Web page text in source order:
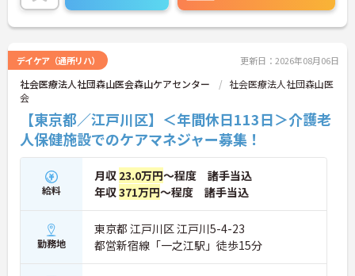
デイケア（通所リハ） 更新日：2026年08月06日
社会医療法人社団森山医会森山ケアセンター
社会医療法人社団森山医
会
【東京都／江戸川区】＜年間休日113日＞介護老
人保健施設でのケアマネジャー募集！
給料
月収 23.0万円～程度 諸手当込
年収371万円～程度 諸手当込
勤務地
東京都 江戸川区 江戸川5-4-23
都営新宿線「一之江駅」徒歩15分